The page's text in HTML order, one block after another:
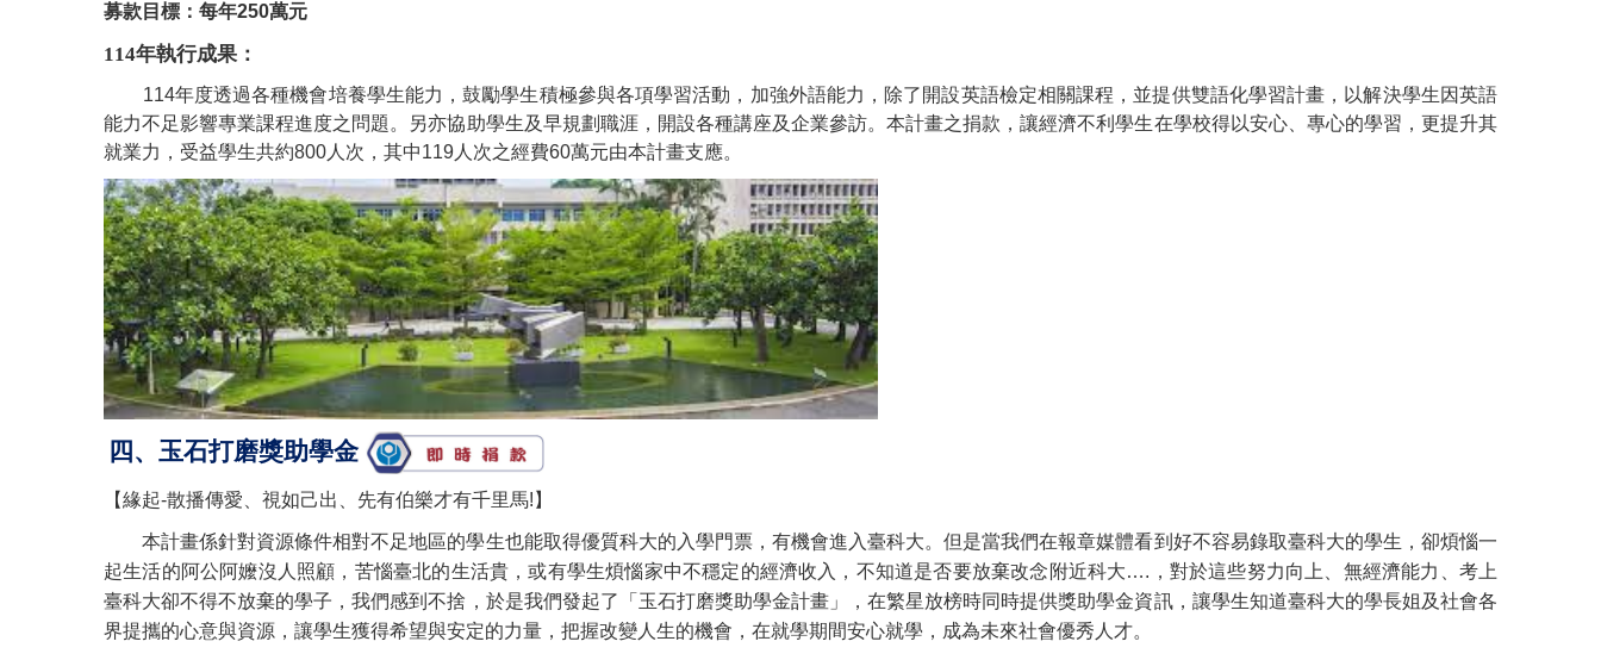
募款目標：每年250萬元
114年執行成果：
114年度透過各種機會培養學生能力，鼓勵學生積極參與各項學習活動，加強外語能力，除了開設英語檢定相關課程，並提供雙語化學習計畫，以解決學生因英語
能力不足影響專業課程進度之問題。另亦協助學生及早規劃職涯，開設各種講座及企業參訪。本計畫之捐款，讓經濟不利學生在學校得以安心、專心的學習，更提升其
就業力，受益學生共約800人次，其中119人次之經費60萬元由本計畫支應。
四、玉石打磨獎助學金
【緣起-散播傳愛、視如己出、先有伯樂才有千里馬!】
本計畫係針對資源條件相對不足地區的學生也能取得優質科大的入學門票，有機會進入臺科大。但是當我們在報章媒體看到好不容易錄取臺科大的學生，卻煩惱一
起生活的阿公阿嬤沒人照顧，苦惱臺北的生活貴，或有學生煩惱家中不穩定的經濟收入，不知道是否要放棄改念附近科大….，對於這些努力向上、無經濟能力、考上
臺科大卻不得不放棄的學子，我們感到不捨，於是我們發起了「玉石打磨獎助學金計畫」，在繁星放榜時同時提供獎助學金資訊，讓學生知道臺科大的學長姐及社會各
界提攜的心意與資源，讓學生獲得希望與安定的力量，把握改變人生的機會，在就學期間安心就學，成為未來社會優秀人才。